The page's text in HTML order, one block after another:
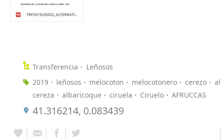
Transferencia
Leñosos
2019
leñosos melocoton melocotonero cerezo
cereza
albaricoque ciruela Ciruelo AFRUCCAS
41.316214, 0.083439